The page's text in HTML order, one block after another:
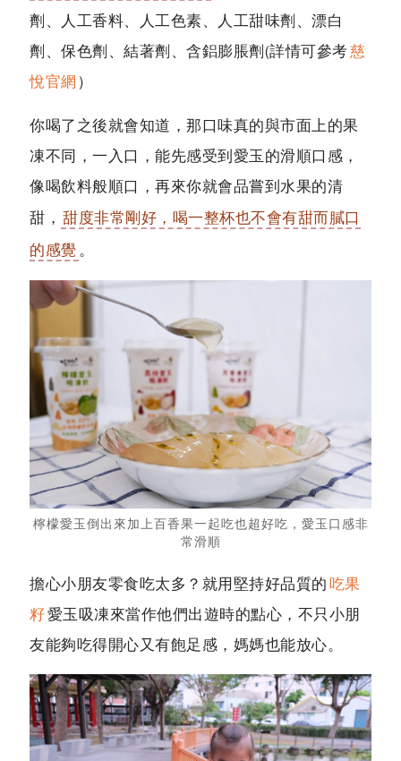
劑、人工香料、人工色素、人工甜味劑、漂白
劑、保色劑、結著劑、含鋁膨脹劑(詳情可參考慈
悅官網 )
你喝了之後就會知道，那口味真的與市面上的果
凍不同，一入口，能先感受到愛玉的滑順口感，
像喝飲料般順口，再來你就會品嘗到水果的清
甜， 甜度非常剛好，喝一整杯也不會有甜而膩口
的感覺。
檸檬愛玉倒出來加上百香果一起吃也超好吃，愛玉口感非
常滑順
擔心小朋友零食吃太多？就用堅持好品質的吃果
籽愛玉吸凍來當作他們出遊時的點心，不只小朋
友能夠吃得開心又有飽足感，媽媽也能放心。